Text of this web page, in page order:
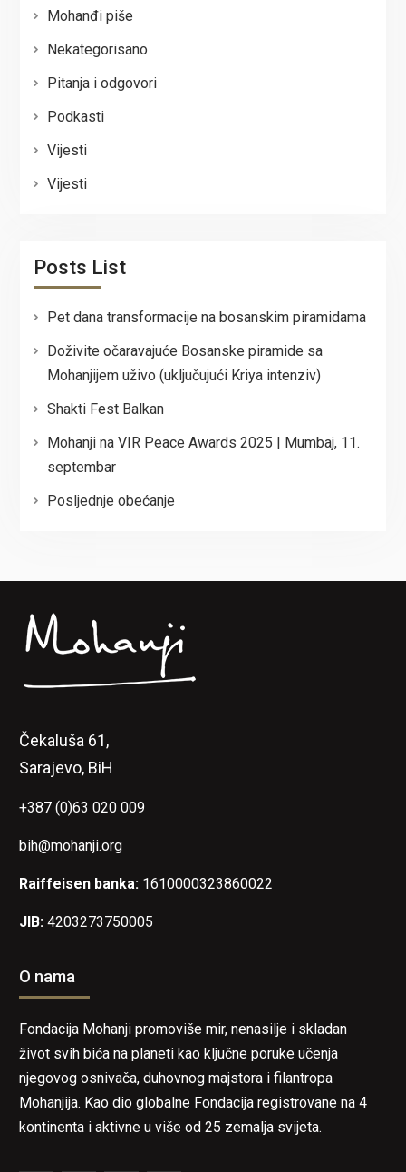
Mohanđi piše
Nekategorisano
Pitanja i odgovori
Podkasti
Vijesti
Vijesti
Posts List
Pet dana transformacije na bosanskim piramidama
Doživite očaravajuće Bosanske piramide sa
Mohanjijem uživo (uključujući Kriya intenziv)
Shakti Fest Balkan
Mohanji na VIR Peace Awards 2025 | Mumbaj, 11.
septembar
Posljednje obećanje
Čekaluša 61,
Sarajevo, BiH
+387 (0)63 020 009
bih@mohanji.org
Raiffeisen banka: 1610000323860022
JIB: 4203273750005
O nama
Fondacija Mohanji promoviše mir, nenasilje i skladan
život svih bića na planeti kao ključne poruke učenja
njegovog osnivača, duhovnog majstora i filantropa
Mohanjija. Kao dio globalne Fondacija registrovane na 4
kontinenta i aktivne u više od 25 zemalja svijeta.